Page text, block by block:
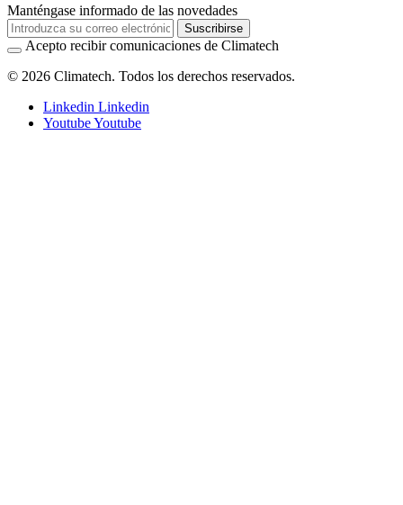
Manténgase informado de las novedades
Suscribirse
Acepto recibir comunicaciones de Climatech
© 2026 Climatech. Todos los derechos reservados.
Linkedin Linkedin
YoutubeYoutube